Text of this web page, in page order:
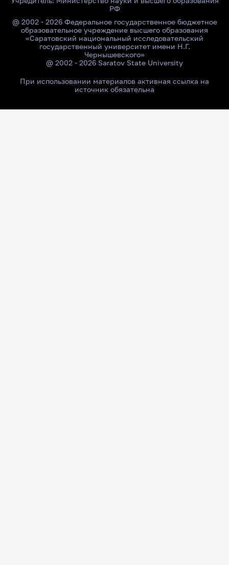
РФ
@ 2002 - 2026 Федеральное государственное бюджетное
образовательное учреждение высшего образования
«Саратовский национальный исследовательский
государственный университет имени Н.Г.
Чернышевского»
@ 2002 - 2026 Saratov State University
При использовании материалов активная ссылка на
источник обязательна